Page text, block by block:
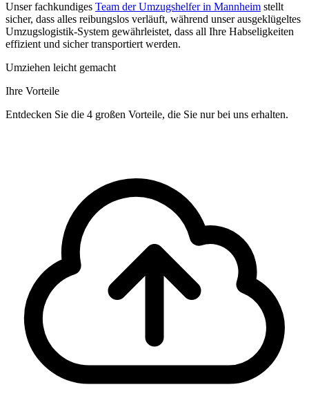
Unser fachkundiges Team der Umzugshelfer in Mannheim stellt
sicher, dass alles reibungslos verläuft, während unser ausgeklügeltes
Umzugslogistik-System gewährleistet, dass all Ihre Habseligkeiten
effizient und sicher transportiert werden.
Umziehen leicht gemacht
Ihre Vorteile
Entdecken Sie die 4 großen Vorteile, die Sie nur bei uns erhalten.